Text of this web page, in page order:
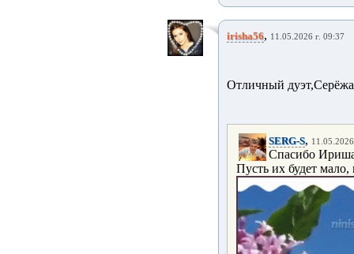
irisha56, 11.05.2026 г. 09:37
Отличный
SERG-S,
Спасибо
Пусть их будет